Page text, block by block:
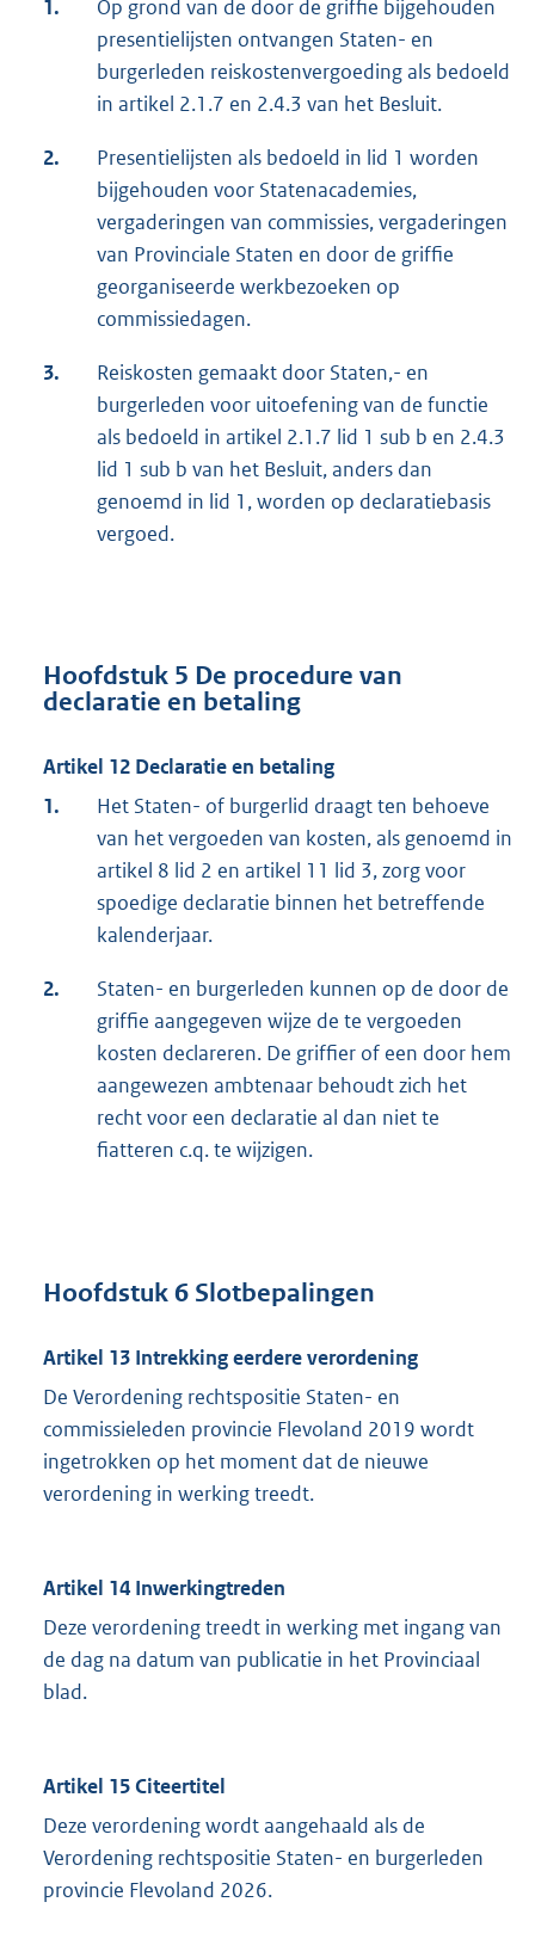
1.
Op grond van de door de griffie bijgehouden
presentielijsten ontvangen Staten- en
burgerleden reiskostenvergoeding als bedoeld
in artikel 2.1.7 en 2.4.3 van het Besluit.
2.
Presentielijsten als bedoeld in lid 1 worden
bijgehouden voor Statenacademies,
vergaderingen van commissies, vergaderingen
van Provinciale Staten en door de griffie
georganiseerde werkbezoeken op
commissiedagen.
3.
Reiskosten gemaakt door Staten,- en
burgerleden voor uitoefening van de functie
als bedoeld in artikel 2.1.7 lid 1 sub b en 2.4.3
lid 1 sub b van het Besluit, anders dan
genoemd in lid 1, worden op declaratiebasis
vergoed.
Hoofdstuk 5 De procedure van
declaratie en betaling
Artikel 12 Declaratie en betaling
1.
Het Staten- of burgerlid draagt ten behoeve
van het vergoeden van kosten, als genoemd in
artikel 8 lid 2 en artikel 11 lid 3, zorg voor
spoedige declaratie binnen het betreffende
kalenderjaar.
2.
Staten- en burgerleden kunnen op de door de
griffie aangegeven wijze de te vergoeden
kosten declareren. De griffier of een door hem
aangewezen ambtenaar behoudt zich het
recht voor een declaratie al dan niet te
fiatteren c.q. te wijzigen.
Hoofdstuk 6 Slotbepalingen
Artikel 13 Intrekking eerdere verordening
De Verordening rechtspositie Staten- en
commissieleden provincie Flevoland 2019 wordt
ingetrokken op het moment dat de nieuwe
verordening in werking treedt.
Artikel 14 Inwerkingtreden
Deze verordening treedt in werking met ingang van
de dag na datum van publicatie in het Provinciaal
blad.
Artikel 15 Citeertitel
Deze verordening wordt aangehaald als de
Verordening rechtspositie Staten- en burgerleden
provincie Flevoland 2026.